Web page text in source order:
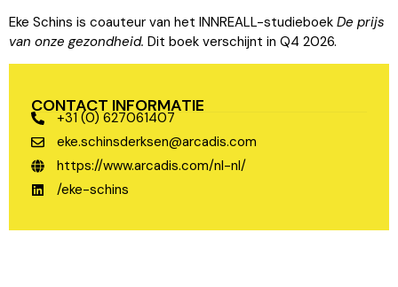
Eke Schins is coauteur van het INNREALL-studieboek De prijs
van onze gezondheid. Dit boek verschijnt in Q4 2026.
CONTACT INFORMATIE
+31 (0) 627061407
eke.schinsderksen@arcadis.com
https://www.arcadis.com/nl-nl/
/eke-schins